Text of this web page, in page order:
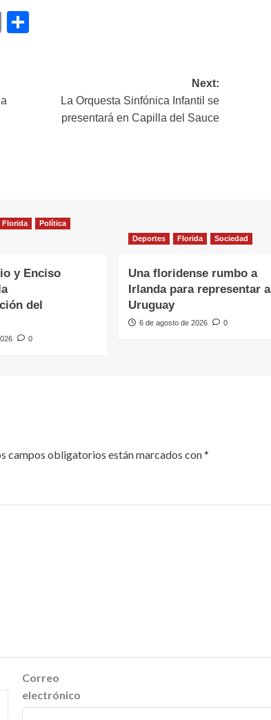
Print
Next:
La Orquesta Sinfónica Infantil se
presentará en Capilla del Sauce
Florida
Política
y Enciso
del
0
Deportes Florida Sociedad
Una floridense rumbo a
Irlanda para representar a
Uruguay
6 de agosto de 2026 0
campos obligatorios están marcados con*
Correo
electrónico